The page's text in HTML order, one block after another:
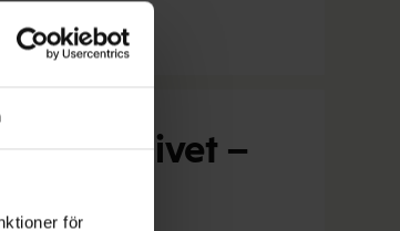
för
av livet –